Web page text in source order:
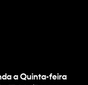
a Quinta-feira